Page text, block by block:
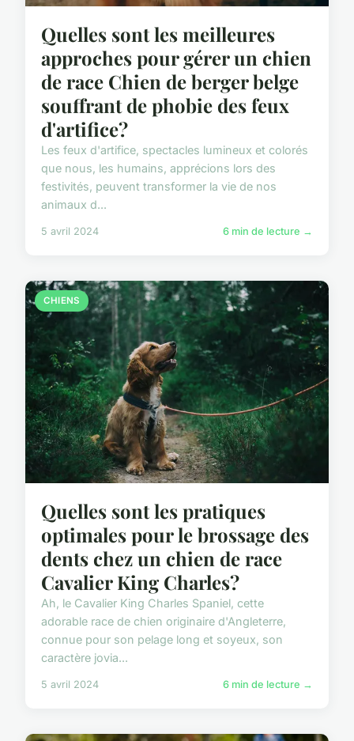
Quelles sont les meilleures
approches pour gérer un chien
de race Chien de berger belge
souffrant de phobie des feux
d'artifice?
Les feux d'artifice, spectacles lumineux et colorés
que nous, les humains, apprécions lors des
festivités, peuvent transformer la vie de nos
animaux d...
5 avril 2024 6 min de lecture →
CHIENS
Quelles sont les pratiques
optimales pour le brossage des
dents chez un chien de race
Cavalier King Charles?
Ah, le Cavalier King Charles Spaniel, cette
adorable race de chien originaire d'Angleterre,
connue pour son pelage long et soyeux, son
caractère jovia...
5 avril 2024 6 min de lecture →